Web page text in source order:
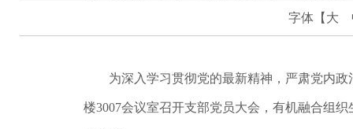
字体【 大
为深入学习贯彻党的最新精神，严肃党内政
楼3007会议室召开支部党员大会，有机融合组